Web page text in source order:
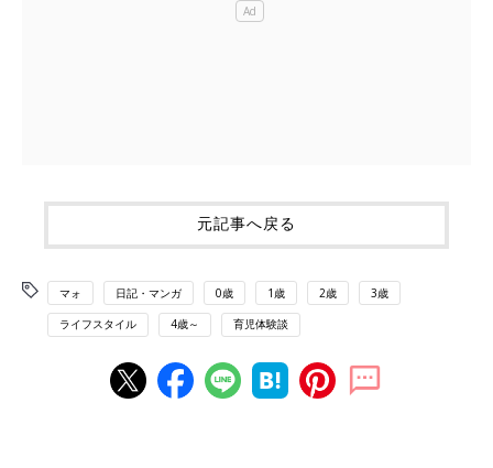
元記事へ戻る
マォ 日記・マンガ 0歳 1歳 2歳 3歳
ライフスタイル 4歳～ 育児体験談